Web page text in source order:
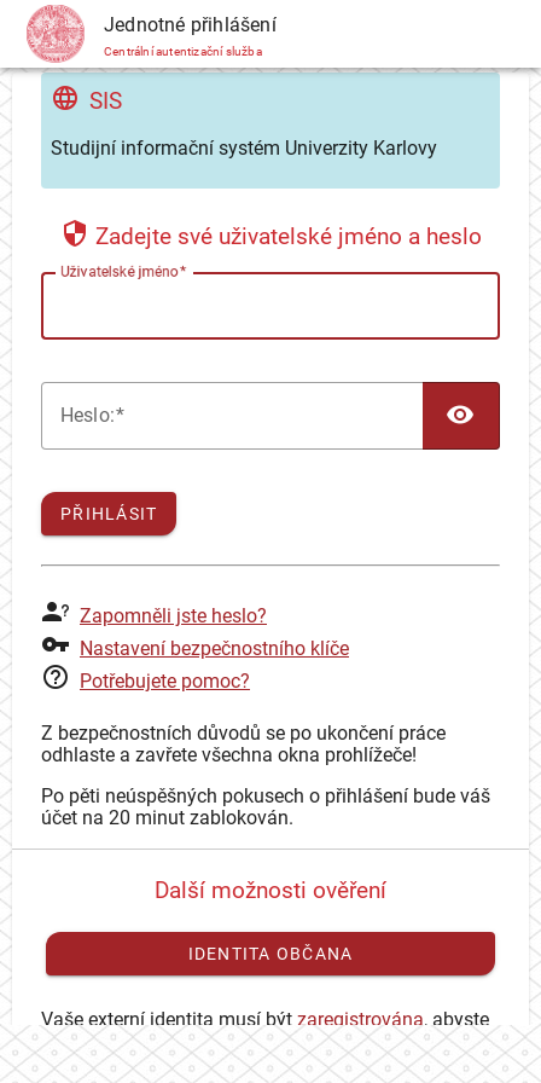
CAS Jednotné přihlášení
Centrální autentizační služba
SIS
Studijní informační systém Univerzity Karlovy
Zadejte své uživatelské jméno a heslo
Uživatelské jméno
Heslo:
PŘIHLÁSIT
Zapomněli jste heslo?
Nastavení bezpečnostního klíče
Potřebujete pomoc?
Z bezpečnostních důvodů se po ukončení práce
odhlaste a zavřete všechna okna prohlížeče!
Po pěti neúspěšných pokusech o přihlášení bude váš
účet na 20 minut zablokován.
Další možnosti ověření
IDENTITA OBČANA
Vaše externí identita musí být zaregistrována, abyste
se mohli přihlásit ke svému CAS účtu.